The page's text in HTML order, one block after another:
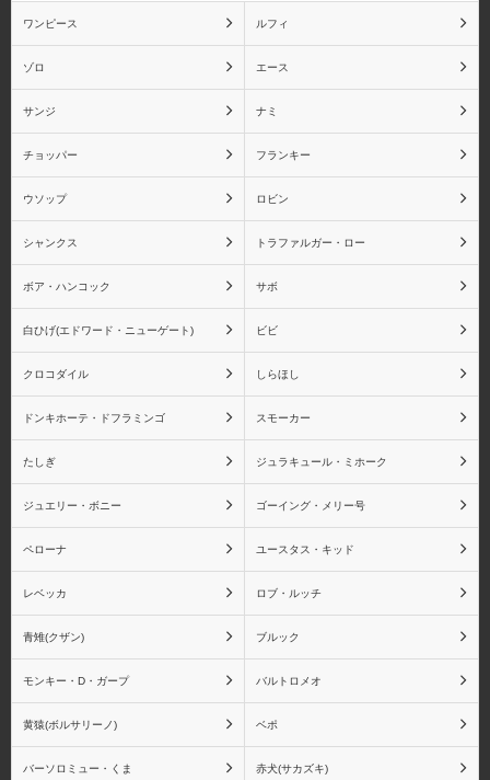
ワンピース ルフィ
ゾロ エース
サンジ ナミ
チョッパー フランキー
ウソップ ロビン
シャンクス トラファルガー・ロー
ボア・ハンコック サボ
白ひげ(エドワード・ニューゲート) ビビ
クロコダイル しらほし
ドンキホーテ・ドフラミンゴ スモーカー
たしぎ ジュラキュール・ミホーク
ジュエリー・ボニー ゴーイング・メリー号
ペローナ ユースタス・キッド
レベッカ ロブ・ルッチ
青雉(クザン) ブルック
モンキー・D・ガープ バルトロメオ
黄猿(ボルサリーノ) ベポ
バーソロミュー・くま 赤犬(サカズキ)